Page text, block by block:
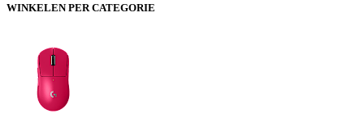
WINKELEN PER CATEGORIE